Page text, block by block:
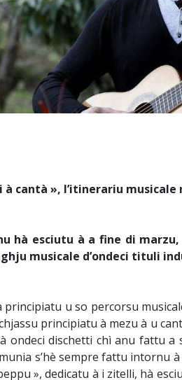
cantà », l’itinerariu musicale
hà esciutu à a fine di
musicale d’ondeci tituli
principiatu u so percorsu
principiatu à mezu à u
ondeci dischetti chì anu fattu a
s’hè sempre fattu intornu
», dedicatu à i zitelli, hà